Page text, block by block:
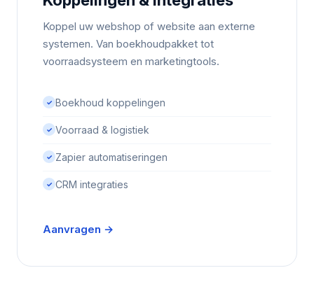
Koppel uw webshop of website aan externe
systemen. Van boekhoudpakket tot
voorraadsysteem en marketingtools.
✓ Boekhoud koppelingen
✓ Voorraad & logistiek
✓ Zapier automatiseringen
✓ CRM integraties
Aanvragen →